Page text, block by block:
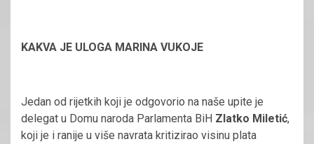
KAKVA JE ULOGA MARINA VUKOJE
Jedan od rijetkih koji je odgovorio na naše upite je
delegat u Domu naroda Parlamenta BiH Zlatko Miletić,
koji je i ranije u više navrata kritizirao visinu plata